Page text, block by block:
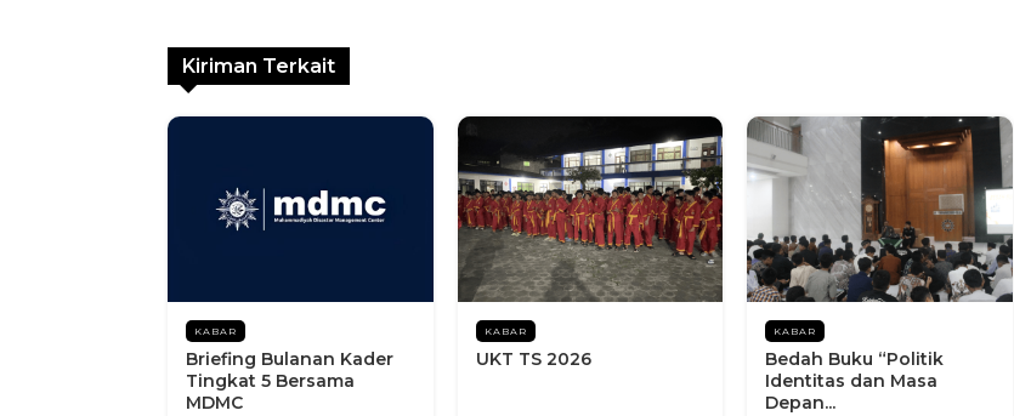
Kiriman Terkait
KABAR
Briefing Bulanan Kader
Tingkat 5 Bersama
MDMC
KABAR
UKT TS 2026
KABAR
Bedah Buku “Politik
Identitas dan Masa
Depan...